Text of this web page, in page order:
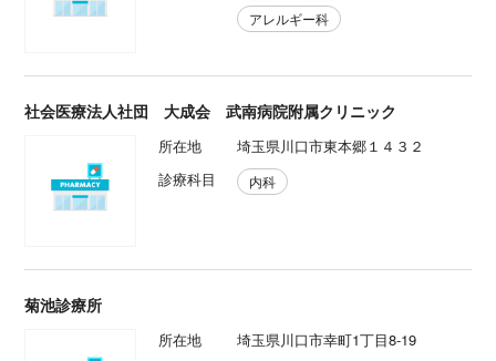
アレルギー科
社会医療法人社団 大成会 武南病院附属クリニック
所在地
埼玉県川口市東本郷１４３２
診療科目
内科
菊池診療所
所在地
埼玉県川口市幸町1丁目8-19